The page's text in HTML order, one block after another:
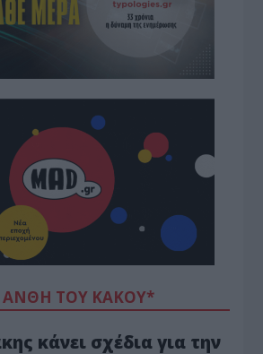
ΆΝΘΗ ΤΟΥ ΚΑΚΟΎ*
κάνει σχέδια για την